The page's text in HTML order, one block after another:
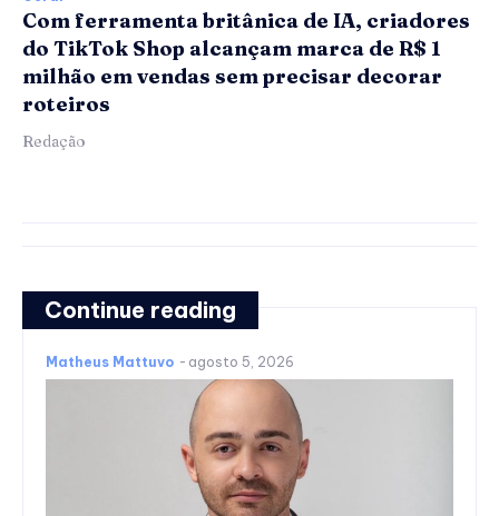
Com ferramenta britânica de IA, criadores
do TikTok Shop alcançam marca de R$ 1
milhão em vendas sem precisar decorar
roteiros
Redação
Continue reading
Matheus Mattuvo - agosto 5, 2026